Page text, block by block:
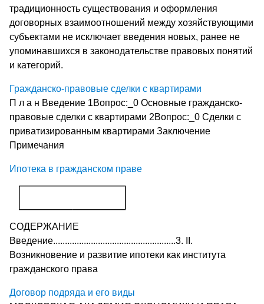
традиционность существования и оформления
договорных взаимоотношений между хозяйствующими
субъектами не исключает введения новых, ранее не
упоминавшихся в законодательстве правовых понятий
и категорий.
Гражданско-правовые сделки с квартирами
П л а н Введение 1Вопрос:_0 Основные гражданско-
правовые сделки с квартирами 2Вопрос:_0 Сделки с
приватизированным квартирами Заключение
Примечания
Ипотека в гражданском праве
СОДЕРЖАНИЕ
Введение....................................................3. II.
Возникновение и развитие ипотеки как института
гражданского права
Договор подряда и его виды